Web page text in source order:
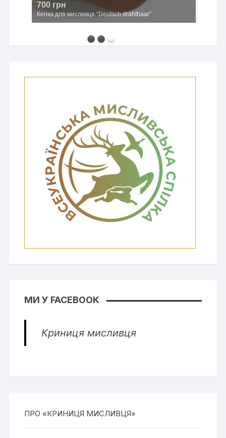
700 грн
Кепка для мисливця “Deutsch drahthaar”
МИ У FACEBOOK
Криниця мисливця
ПРО «КРИНИЦЯ МИСЛИВЦЯ»